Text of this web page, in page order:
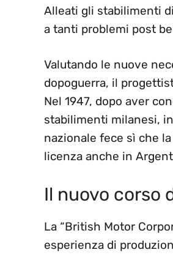
Alleati gli stabilimenti
a tanti problemi post
Valutando le nuove
dopoguerra, il
Nel 1947, dopo aver
stabilimenti milanesi,
nazionale fece sì che
licenza anche in
Il nuovo corso
La “British Motor
esperienza di